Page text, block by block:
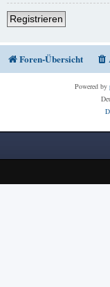
Registrieren
Foren-Übersicht
Powered by